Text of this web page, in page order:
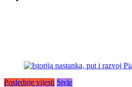
Poslednje vijesti Style